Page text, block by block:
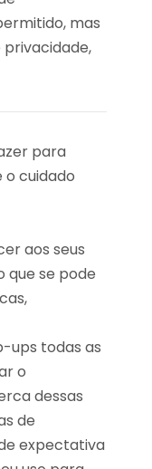
mas
para
cuidado
aos seus
que se pode
ups todas as
o
dessas
de
expectativa